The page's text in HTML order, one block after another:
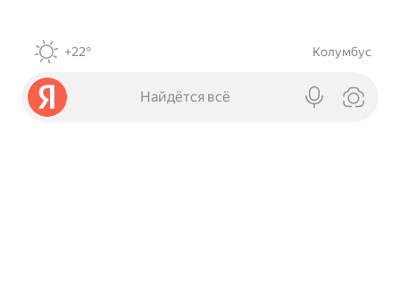
+22° Колумбус
Найдётся всё